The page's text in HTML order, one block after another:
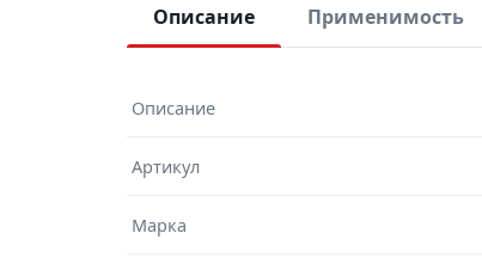
Описание Применимость
Описание
Артикул
Марка